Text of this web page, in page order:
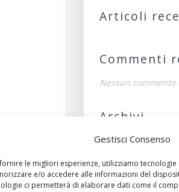
Gestisci Consenso
le migliori esperienze, utilizziamo
e/o accedere alle informazioni del
ci permetterà di elaborare dati come il
2013
Articoli
Commenti
Nessun commento
Archivi
Nessun archivio da
Categorie